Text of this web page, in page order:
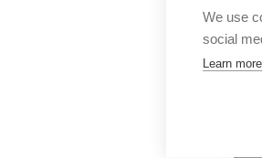
We use
social
Learn more